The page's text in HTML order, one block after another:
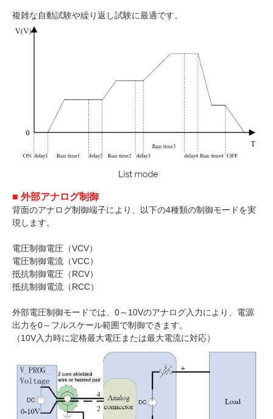
複雑な自動試験や繰り返し試験に最適です。
■ 外部アナログ制御
背面のアナログ制御端子により、以下の4種類の制御モードを実
現します。
電圧制御電圧（VCV）
電圧制御電流（VCC）
抵抗制御電圧（RCV）
抵抗制御電流（RCC）
外部電圧制御モードでは、0～10Vのアナログ入力により、電源
出力を0～フルスケール範囲で制御できます。
（10V入力時に定格最大電圧または最大電流に対応）